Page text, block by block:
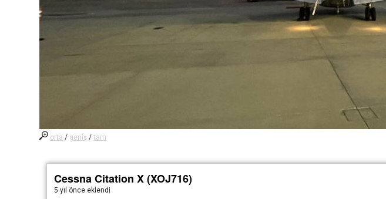
orta / geniş /tam
Cessna Citation X (XOJ716)
5 yıl önce eklendi